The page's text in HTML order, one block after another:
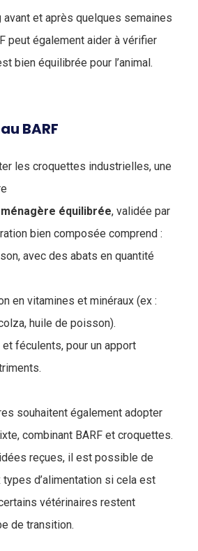
avant et après quelques semaines
peut également aider à vérifier
bien équilibrée pour l’animal.
BARF
les croquettes industrielles, une
ménagère équilibrée, validée par
bien composée comprend :
avec des abats en quantité
en vitamines et minéraux (ex :
huile de poisson).
féculents, pour un apport
souhaitent également adopter
combinant BARF et croquettes.
reçues, il est possible de
d’alimentation si cela est
vétérinaires restent
de transition.